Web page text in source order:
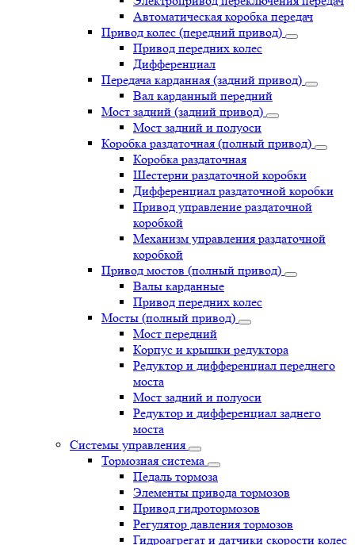
Автоматическая коробка передач
Привод колес (передний привод)
Привод передних колес
Дифференциал
Передача карданная (задний привод)
Вал карданный передний
Мост задний (задний привод)
Мост задний и полуоси
Коробка раздаточная (полный привод)
Коробка раздаточная
Шестерни раздаточной коробки
Дифференциал раздаточной коробки
Привод управление раздаточной
коробкой
Механизм управления раздаточной
коробкой
Привод мостов (полный привод)
Валы карданные
Привод передних колес
Мосты (полный привод)
Мост передний
Корпус и крышки редуктора
Редуктор и дифференциал переднего
моста
Мост задний и полуоси
Редуктор и дифференциал заднего
моста
Системы управления
Тормозная система
Педаль тормоза
Элементы привода тормозов
Привод гидротормозов
Регулятор давления тормозов
Гидроагрегат и датчики скорости колес